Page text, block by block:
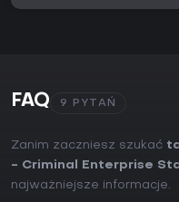
FAQ 9 PYTAŃ
Zanim zaczniesz szukać
- Criminal Enterprise
najważniejsze informacje.